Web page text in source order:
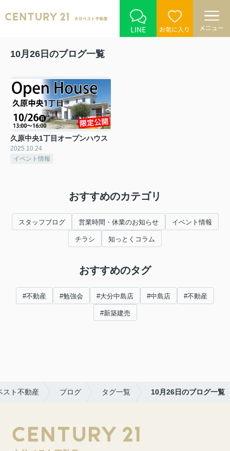
LINE お気に入り メニュー
10月26日のブログ一覧
久原中央1丁目オープンハウス
2025.10.24
イベント情報
おすすめのカテゴリ
スタッフブログ 営業時間・休業のお知らせ イベント情報
チラシ 知っとくコラム
おすすめのタグ
#不動産 #勉強会 #大分中島店 #中島店 #不動産
#新築建売
スト不動産 ブログ タグ一覧 10月26日のブログ一覧